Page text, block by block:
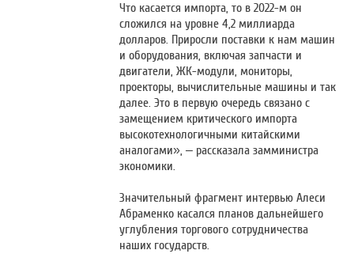
Что касается импорта, то в 2022-м он
сложился на уровне 4,2 миллиарда
долларов. Приросли поставки к нам машин
и оборудования, включая запчасти и
двигатели, ЖК-модули, мониторы,
проекторы, вычислительные машины и так
далее. Это в первую очередь связано с
замещением критического импорта
высокотехнологичными китайскими
аналогами», – рассказала замминистра
экономики.
Значительный фрагмент интервью Алеси
Абраменко касался планов дальнейшего
углубления торгового сотрудничества
наших государств.